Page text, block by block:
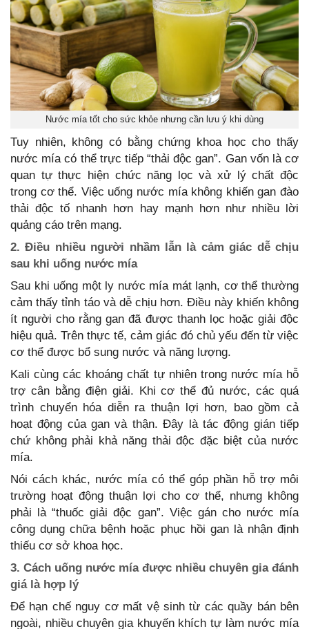
Nước mía tốt cho sức khỏe nhưng cần lưu ý khi dùng
Tuy nhiên, không có bằng chứng khoa học cho thấy
nước mía có thể trực tiếp “thải độc gan”. Gan vốn là cơ
quan tự thực hiện chức năng lọc và xử lý chất độc
trong cơ thể. Việc uống nước mía không khiến gan đào
thải độc tố nhanh hơn hay mạnh hơn như nhiều lời
quảng cáo trên mạng.
2. Điều nhiều người nhầm lẫn là cảm giác dễ chịu
sau khi uống nước mía
Sau khi uống một ly nước mía mát lạnh, cơ thể thường
cảm thấy tỉnh táo và dễ chịu hơn. Điều này khiến không
ít người cho rằng gan đã được thanh lọc hoặc giải độc
hiệu quả. Trên thực tế, cảm giác đó chủ yếu đến từ việc
cơ thể được bổ sung nước và năng lượng.
Kali cùng các khoáng chất tự nhiên trong nước mía hỗ
trợ cân bằng điện giải. Khi cơ thể đủ nước, các quá
trình chuyển hóa diễn ra thuận lợi hơn, bao gồm cả
hoạt động của gan và thận. Đây là tác động gián tiếp
chứ không phải khả năng thải độc đặc biệt của nước
mía.
Nói cách khác, nước mía có thể góp phần hỗ trợ môi
trường hoạt động thuận lợi cho cơ thể, nhưng không
phải là “thuốc giải độc gan”. Việc gán cho nước mía
công dụng chữa bệnh hoặc phục hồi gan là nhận định
thiếu cơ sở khoa học.
3. Cách uống nước mía được nhiều chuyên gia đánh
giá là hợp lý
Để hạn chế nguy cơ mất vệ sinh từ các quầy bán bên
ngoài, nhiều chuyên gia khuyến khích tự làm nước mía